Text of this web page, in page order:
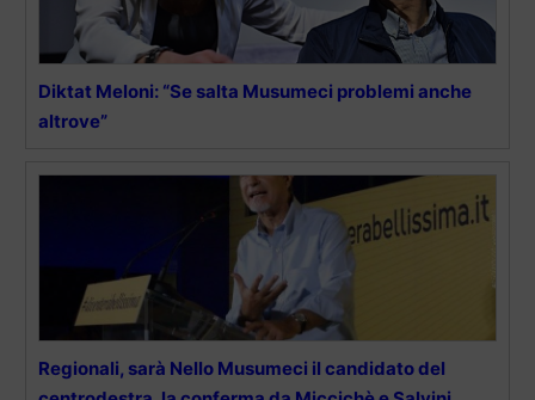
Diktat Meloni: “Se salta Musumeci problemi anche
altrove”
Regionali, sarà Nello Musumeci il candidato del